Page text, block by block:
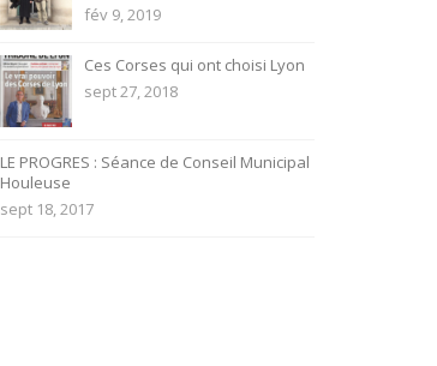
fév 9, 2019
Ces Corses qui ont choisi Lyon
sept 27, 2018
LE PROGRES : Séance de Conseil Municipal
Houleuse
sept 18, 2017